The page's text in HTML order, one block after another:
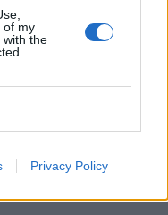
of my
with the
Privacy Policy
je valide : c’est le
région qu’ailleurs : les